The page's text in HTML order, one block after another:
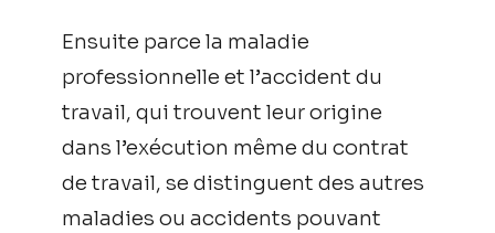
Ensuite parce la maladie
professionnelle et l’accident du
travail, qui trouvent leur origine
dans l’exécution même du contrat
de travail, se distinguent des autres
maladies ou accidents pouvant